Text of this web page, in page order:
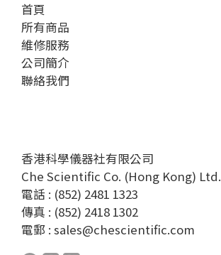
首頁
所有商品
維修服務
公司簡介
聯絡我們
香港科學儀器社有限公司
Che Scientific Co. (Hong Kong) Ltd.
電話 : (852) 2481 1323
傳真 : (852) 2418 1302
電郵 : sales@chescientific.com